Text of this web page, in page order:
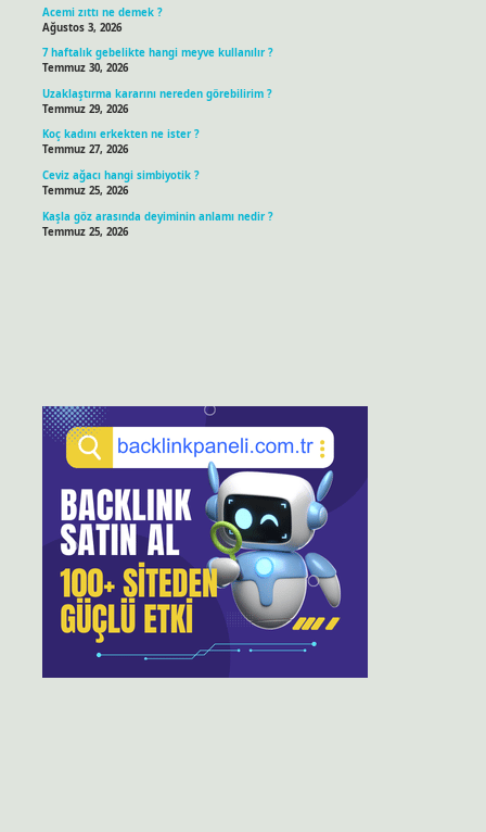
Acemi zıttı ne demek ?
Ağustos 3, 2026
7 haftalık gebelikte hangi meyve kullanılır ?
Temmuz 30, 2026
Uzaklaştırma kararını nereden görebilirim ?
Temmuz 29, 2026
Koç kadını erkekten ne ister ?
Temmuz 27, 2026
Ceviz ağacı hangi simbiyotik ?
Temmuz 25, 2026
Kaşla göz arasında deyiminin anlamı nedir ?
Temmuz 25, 2026